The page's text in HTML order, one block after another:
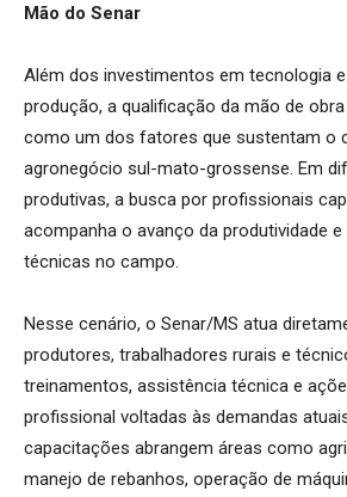
Mão do Senar
Além dos investimentos em tecnologia
produção, a qualificação da mão de
como um dos fatores que sustentam o
agronegócio sul-mato-grossense. Em
produtivas, a busca por profissionais
acompanha o avanço da produtividade
técnicas no campo.
Nesse cenário, o Senar/MS atua
produtores, trabalhadores rurais e
treinamentos, assistência técnica e
profissional voltadas às demandas
capacitações abrangem áreas como
manejo de rebanhos, operação de